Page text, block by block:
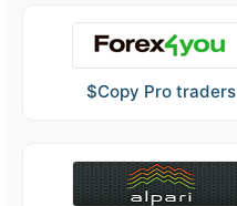
$Copy Pro traders